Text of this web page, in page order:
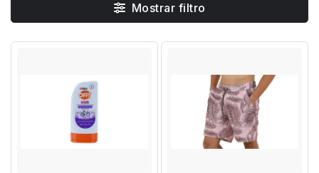
Mostrar filtro